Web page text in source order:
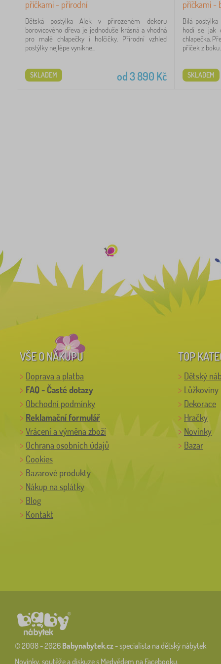
příčkami - přírodní
Dětská postýlka Alek v přirozeném dekoru
borovicového dřeva je jednoduše krásná a vhodná
pro malé chlapečky i holčičky. Přírodní vzhled
postýlky nejlépe vynikne...
od3 890 Kč
SKLADEM
příčkami -
Bílá
hodí se jak
chlapečka.
příček z boku...
SKLADEM
VŠE O NÁKUPU
Doprava a platba
FAQ - Časté dotazy
Obchodní podmínky
Reklamační formulář
Vrácení a výměna zboží
Ochrana osobních údajů
Cookies
Bazarové produkty
Nákup na splátky
Blog
Kontakt
TOP
Dětský
Lůžkoviny
Dekorace
Hračky
Novinky
Bazar
© 2008 - 2026 Babynabytek.cz- specialista na dětský nábytek
Novinky, soutěže a diskuze s Medvědem na Facebooku.